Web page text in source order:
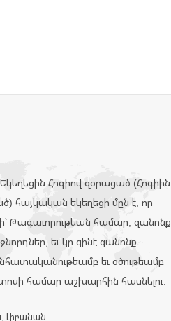
Հոգիով զօրացած (Հոգիին
հայկական եկեղեցի մըն է, որ
Թագաւորութեան համար, զանոնք
եւ կը զինէ զանոնք
եւ օծութեամբ
համար աշխարհին հասնելու:
Լիբանան